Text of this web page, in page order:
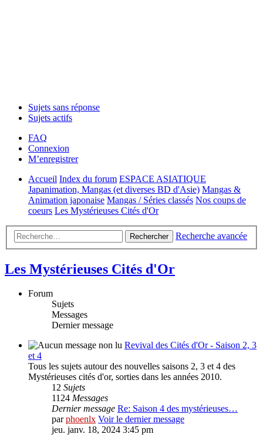
Sujets sans réponse
Sujets actifs
FAQ
Connexion
M’enregistrer
Accueil Index du forum ESPACE ASIATIQUE
Japanimation, Mangas (et diverses BD d'Asie) Mangas &
Animation japonaise Mangas / Séries classés Nos coups de
coeurs Les Mystérieuses Cités d'Or
Rechercher Recherche avancée
Les Mystérieuses Cités d'Or
Forum
Sujets
Messages
Dernier message
Revival des Cités d'Or - Saison 2, 3
et 4
Tous les sujets autour des nouvelles saisons 2, 3 et 4 des
Mystérieuses cités d'or, sorties dans les années 2010.
12 Sujets
1124 Messages
Dernier message Re: Saison 4 des mystérieuses…
parphoenlx Voir le dernier message
jeu. janv. 18, 2024 3:45 pm